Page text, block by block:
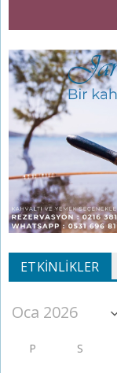
ETKINLIKLER
P S